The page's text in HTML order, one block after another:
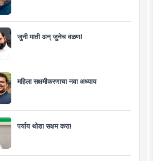
जुनी माती अन् जुनेच वळण!
महिला सक्षमीकरणाचा नवा अध्याय
पर्याय थोडा सक्षम करा!